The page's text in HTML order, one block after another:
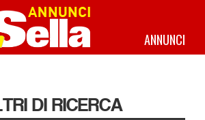
ANNUNCI
DI RICERCA